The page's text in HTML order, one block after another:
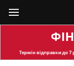
Термін відправкидо 7